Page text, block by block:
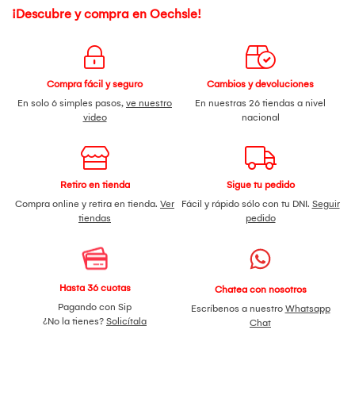
¡Descubre y compra en Oechsle!
Compra fácil y seguro
En solo 6 simples pasos, ve nuestro
video
Cambios y devoluciones
En nuestras 26 tiendas a nivel
nacional
Retiro en tienda
Compra online y retira en tienda. Ver
tiendas
Sigue tu pedido
Fácil y rápido sólo con tu DNI. Seguir
pedido
Hasta 36 cuotas
Pagando con Sip
¿No la tienes? Solicítala
Chatea con nosotros
Escríbenos a nuestro Whatsapp
Chat